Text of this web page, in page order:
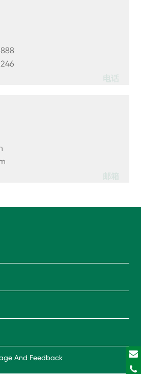
电话
邮箱